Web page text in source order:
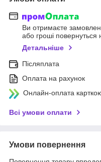
Ви отримаєте
або гроші повернуться
Детальніше
Післяплата
Оплата на рахунок
Онлайн-оплата
Всі умови оплати
Умови повернення